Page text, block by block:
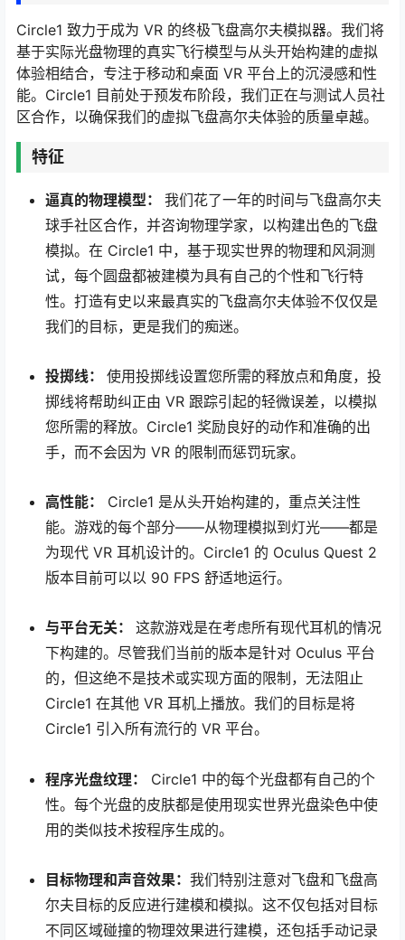
Circle1 致力于成为 VR 的终极飞盘高尔夫模拟器。我们将
基于实际光盘物理的真实飞行模型与从头开始构建的虚拟
体验相结合，专注于移动和桌面 VR 平台上的沉浸感和性
能。Circle1 目前处于预发布阶段，我们正在与测试人员社
区合作，以确保我们的虚拟飞盘高尔夫体验的质量卓越。
特征
逼真的物理模型： 我们花了一年的时间与飞盘高尔夫
球手社区合作，并咨询物理学家，以构建出色的飞盘
模拟。在 Circle1 中，基于现实世界的物理和风洞测
试，每个圆盘都被建模为具有自己的个性和飞行特
性。打造有史以来最真实的飞盘高尔夫体验不仅仅是
我们的目标，更是我们的痴迷。
投掷线： 使用投掷线设置您所需的释放点和角度，投
掷线将帮助纠正由 VR 跟踪引起的轻微误差，以模拟
您所需的释放。Circle1 奖励良好的动作和准确的出
手，而不会因为 VR 的限制而惩罚玩家。
高性能：
Circle1 是从头开始构建的，重点关注性
能。游戏的每个部分——从物理模拟到灯光——都是
为现代 VR 耳机设计的。Circle1 的 Oculus Quest 2
版本目前可以以 90 FPS 舒适地运行。
与平台无关： 这款游戏是在考虑所有现代耳机的情况
下构建的。尽管我们当前的版本是针对 Oculus 平台
的，但这绝不是技术或实现方面的限制，无法阻止
Circle1 在其他 VR 耳机上播放。我们的目标是将
Circle1 引入所有流行的 VR 平台。
程序光盘纹理：
Circle1 中的每个光盘都有自己的个
性。每个光盘的皮肤都是使用现实世界光盘染色中使
用的类似技术按程序生成的。
目标物理和声音效果： 我们特别注意对飞盘和飞盘高
尔夫目标的反应进行建模和模拟。这不仅包括对目标
不同区域碰撞的物理效果进行建模，还包括手动记录